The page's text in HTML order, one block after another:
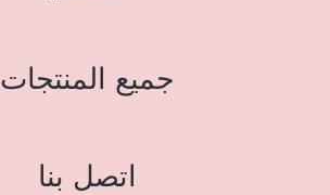
جميع المنتجات
اتصل بنا